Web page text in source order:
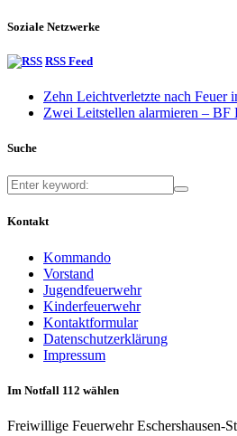
Soziale Netzwerke
RSS Feed
Zehn Leichtverletzte nach Feuer
Zwei Leitstellen alarmieren – BF
Suche
Kontakt
Kommando
Vorstand
Jugendfeuerwehr
Kinderfeuerwehr
Kontaktformular
Datenschutzerklärung
Impressum
Im Notfall 112 wählen
Freiwillige Feuerwehr Eschershausen-